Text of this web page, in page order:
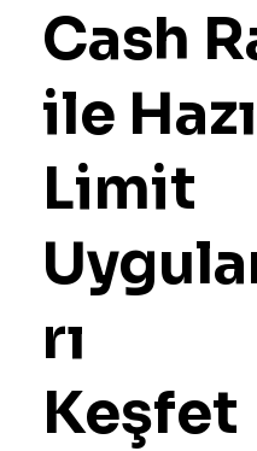
Cash
ile
Limit
rı
Keşfet